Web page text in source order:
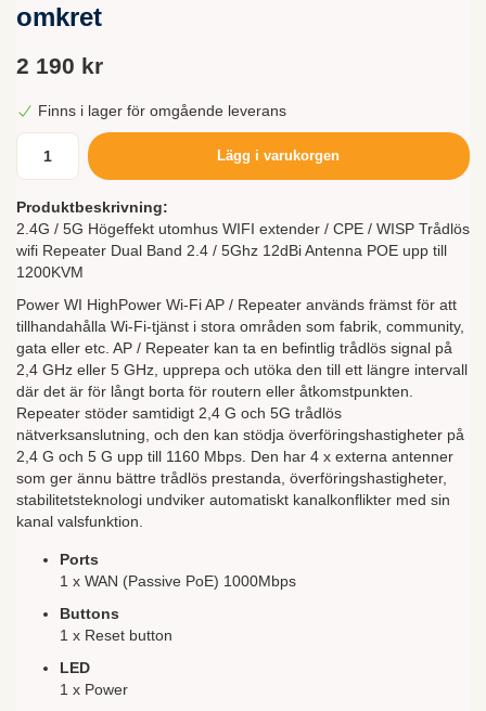
omkret
2 190 kr
Finns i lager för omgående leverans
Lägg i varukorgen
Produktbeskrivning:
2.4G / 5G Högeffekt utomhus WIFI extender / CPE / WISP Trådlös
wifi Repeater Dual Band 2.4 / 5Ghz 12dBi Antenna POE upp till
1200KVM
Power WI HighPower Wi-Fi AP / Repeater används främst för att
tillhandahålla Wi-Fi-tjänst i stora områden som fabrik, community,
gata eller etc. AP / Repeater kan ta en befintlig trådlös signal på
2,4 GHz eller 5 GHz, upprepa och utöka den till ett längre intervall
där det är för långt borta för routern eller åtkomstpunkten.
Repeater stöder samtidigt 2,4 G och 5G trådlös
nätverksanslutning, och den kan stödja överföringshastigheter på
2,4 G och 5 G upp till 1160 Mbps. Den har 4 x externa antenner
som ger ännu bättre trådlös prestanda, överföringshastigheter,
stabilitetsteknologi undviker automatiskt kanalkonflikter med sin
kanal valsfunktion.
Ports
1 x WAN (Passive PoE) 1000Mbps
Buttons
1 x Reset button
LED
1 x Power